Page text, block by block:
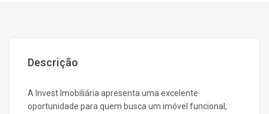
Descrição
A Invest Imobiliária apresenta uma excelente
oportunidade para quem busca um imóvel funcional,